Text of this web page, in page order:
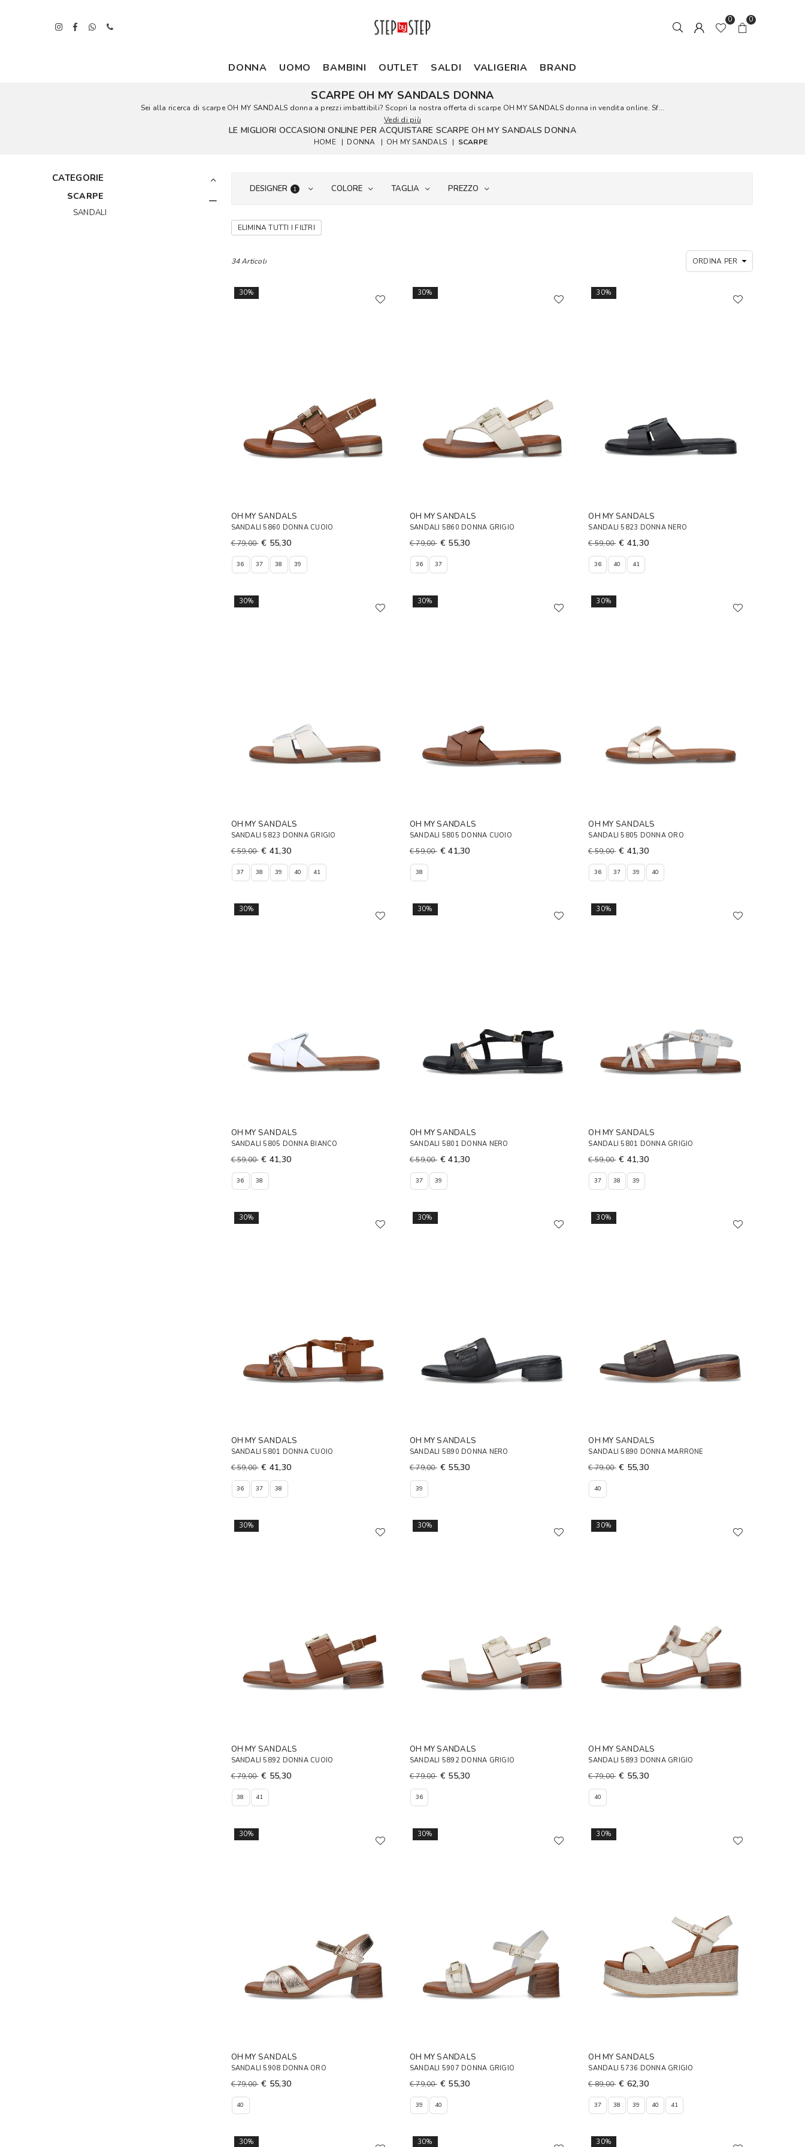
0 0
DONNA UOMO BAMBINI OUTLET SALDI VALIGERIA BRAND
SCARPE OH MY SANDALS DONNA
Sei alla ricerca di scarpe OH MY SANDALS donna a prezzi imbattibili? Scopri la nostra offerta di scarpe OH MY SANDALS donna in vendita online. Sf...
Vedi di più
LE MIGLIORI OCCASIONI ONLINE PER ACQUISTARE SCARPE OH MY SANDALS DONNA
HOME | DONNA | OH MY SANDALS | SCARPE
CATEGORIE
SCARPE
SANDALI
DESIGNER 1 COLORE TAGLIA PREZZO
ELIMINA TUTTI I FILTRI
34 Articoli
30%
OH MY SANDALS
SANDALI 5860 DONNA CUOIO
€ 79,00 € 55,30
36 37 38 39
30%
OH MY SANDALS
SANDALI 5860 DONNA GRIGIO
€ 79,00 € 55,30
36 37
30%
OH MY SANDALS
SANDALI 5823 DONNA NERO
€ 59,00 € 41,30
36 40 41
30%
OH MY SANDALS
SANDALI 5823 DONNA GRIGIO
€ 59,00 € 41,30
37 38 39 40 41
30%
OH MY SANDALS
SANDALI 5805 DONNA CUOIO
€ 59,00 € 41,30
38
30%
OH MY SANDALS
SANDALI 5805 DONNA ORO
€ 59,00 € 41,30
36 37 39 40
30%
OH MY SANDALS
SANDALI 5805 DONNA BIANCO
€ 59,00 € 41,30
36 38
30%
OH MY SANDALS
SANDALI 5801 DONNA NERO
€ 59,00 € 41,30
37 39
30%
OH MY SANDALS
SANDALI 5801 DONNA GRIGIO
€ 59,00 € 41,30
37 38 39
30%
OH MY SANDALS
SANDALI 5801 DONNA CUOIO
€ 59,00 € 41,30
36 37 38
30%
OH MY SANDALS
SANDALI 5890 DONNA NERO
€ 79,00 € 55,30
39
30%
OH MY SANDALS
SANDALI 5890 DONNA MARRONE
€ 79,00 € 55,30
40
30%
OH MY SANDALS
SANDALI 5892 DONNA CUOIO
€ 79,00 € 55,30
38 41
30%
OH MY SANDALS
SANDALI 5892 DONNA GRIGIO
€ 79,00 € 55,30
36
30%
OH MY SANDALS
SANDALI 5893 DONNA GRIGIO
€ 79,00 € 55,30
40
30%
OH MY SANDALS
SANDALI 5908 DONNA ORO
€ 79,00 € 55,30
40
30%
OH MY SANDALS
SANDALI 5907 DONNA GRIGIO
€ 79,00 € 55,30
39 40
30%
OH MY SANDALS
SANDALI 5736 DONNA GRIGIO
€ 89,00 € 62,30
37 38 39 40 41
30% 30% 30%